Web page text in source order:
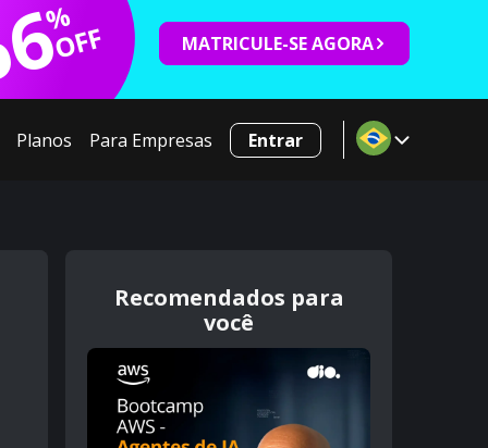
%
OFF MATRICULE-SE AGORA
Planos Para Empresas Entrar
Recomendados para
você